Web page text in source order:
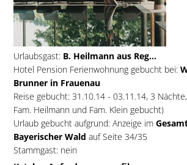
Urlaubsgast: B. Heilmann aus Reg...
Hotel Pension Ferienwohnung gebucht bei:
Brunner in Frauenau
Reise gebucht: 31.10.14 - 03.11.14, 3
Fam. Heilmann und Fam. Klein gebucht)
Urlaub gebucht aufgrund: Anzeige im
Bayerischer Wald auf Seite 34/35
Stammgast: nein